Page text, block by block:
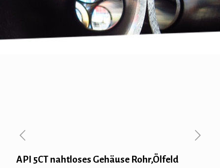
API 5CT nahtloses Gehäuse Rohr,Ölfeld